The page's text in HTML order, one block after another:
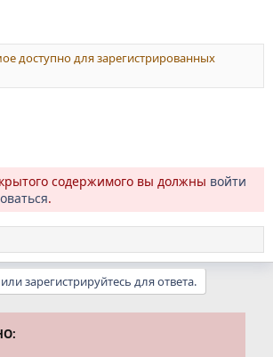
доступно для зарегистрированных
содержимого вы должны войти
.
зарегистрируйтесь для ответа.